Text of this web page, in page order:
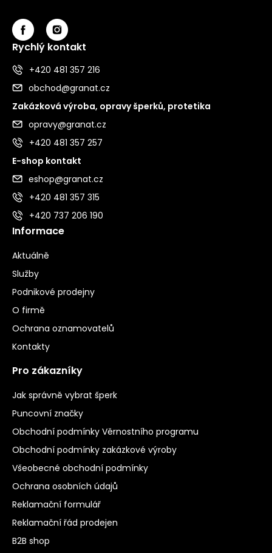
Rychlý kontakt
+420 481 357 216
obchod@granat.cz
Zakázková výroba, opravy šperků, protetika
opravy@granat.cz
+420 481 357 257
E-shop kontakt
eshop@granat.cz
+420 481 357 315
+420 737 206 190
Informace
Aktuálně
Služby
Podnikové prodejny
O firmě
Ochrana oznamovatelů
Kontakty
Pro zákazníky
Jak správně vybrat šperk
Puncovní značky
Obchodní podmínky Věrnostního programu
Obchodní podmínky zakázkové výroby
Všeobecné obchodní podmínky
Ochrana osobních údajů
Reklamační formulář
Reklamační řád prodejen
B2B shop